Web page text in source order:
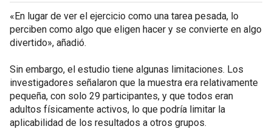
«En lugar de ver el ejercicio como una tarea pesada, lo
perciben como algo que eligen hacer y se convierte en algo
divertido», añadió.
Sin embargo, el estudio tiene algunas limitaciones. Los
investigadores señalaron que la muestra era relativamente
pequeña, con solo 29 participantes, y que todos eran
adultos físicamente activos, lo que podría limitar la
aplicabilidad de los resultados a otros grupos.